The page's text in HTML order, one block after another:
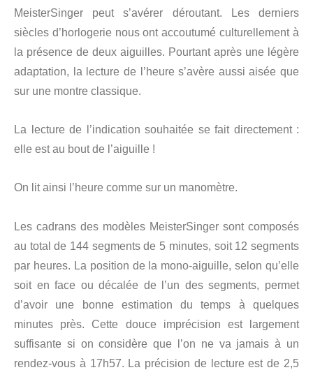
MeisterSinger peut s’avérer déroutant. Les derniers
siècles d’horlogerie nous ont accoutumé culturellement à
la présence de deux aiguilles. Pourtant après une légère
adaptation, la lecture de l’heure s’avère aussi aisée que
sur une montre classique.
La lecture de l’indication souhaitée se fait directement :
elle est au bout de l’aiguille !
On lit ainsi l’heure comme sur un manomètre.
Les cadrans des modèles MeisterSinger sont composés
au total de 144 segments de 5 minutes, soit 12 segments
par heures. La position de la mono-aiguille, selon qu’elle
soit en face ou décalée de l’un des segments, permet
d’avoir une bonne estimation du temps à quelques
minutes près. Cette douce imprécision est largement
suffisante si on considère que l’on ne va jamais à un
rendez-vous à 17h57. La précision de lecture est de 2,5